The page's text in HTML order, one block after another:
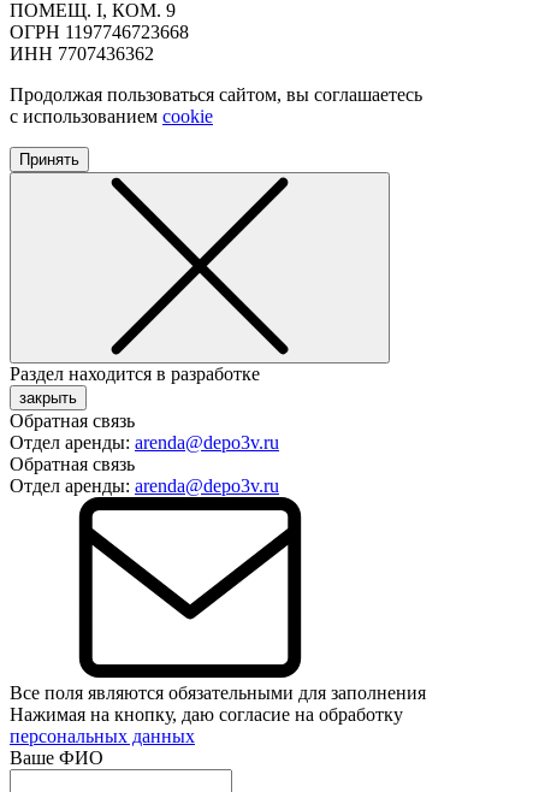
ПОМЕЩ. I, КОМ. 9
ОГРН 1197746723668
ИНН 7707436362
Продолжая пользоваться сайтом, вы соглашаетесь
с использованием cookie
Принять
Раздел находится в разработке
закрыть
Обратная связь
Отдел аренды: arenda@depo3v.ru
Обратная связь
Отдел аренды: arenda@depo3v.ru
Все поля являются обязательными для заполнения
Нажимая на кнопку, даю согласие на обработку
персональных данных
Ваше ФИО